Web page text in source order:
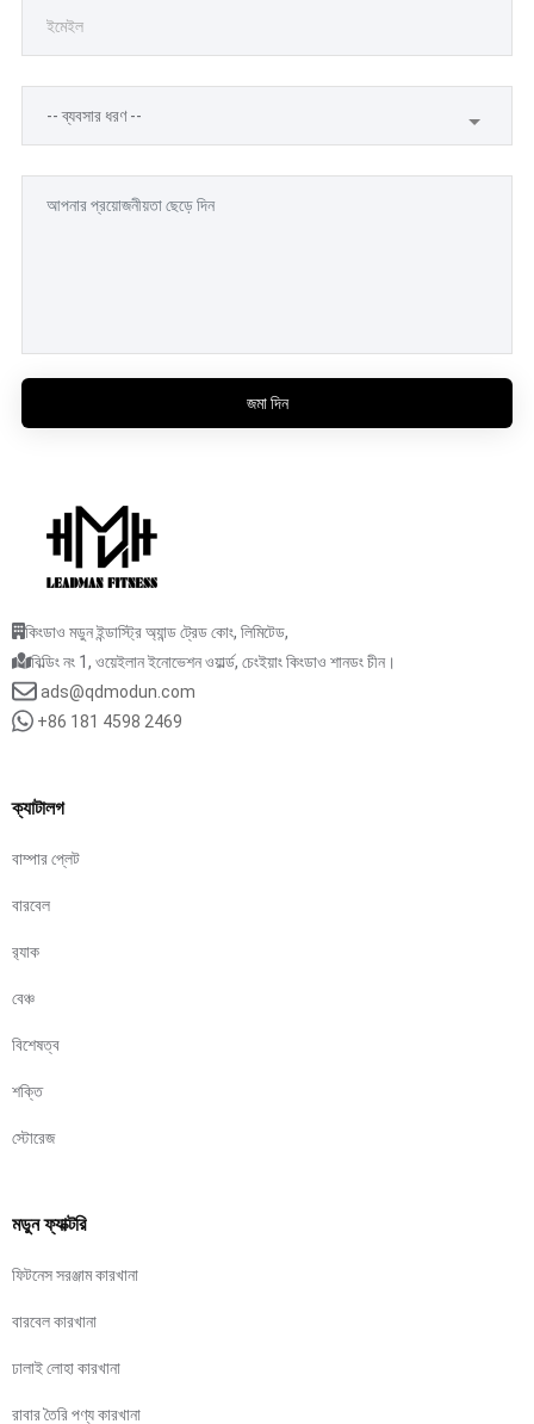
জমা দিন
কিংডাও মডুন ইন্ডাস্ট্রি অ্যান্ড ট্রেড কোং, লিমিটেড,
বিল্ডিং নং 1, ওয়েইলান ইনোভেশন ওয়ার্ল্ড, চেংইয়াং কিংডাও শানডং চীন।
ads@qdmodun.com
+86 181 4598 2469
ক্যাটালগ
বাম্পার প্লেট
বারবেল
র‍্যাক
বেঞ্চ
বিশেষত্ব
শক্তি
স্টোরেজ
মডুন ফ্যাক্টরি
ফিটনেস সরঞ্জাম কারখানা
বারবেল কারখানা
ঢালাই লোহা কারখানা
রাবার তৈরি পণ্য কারখানা